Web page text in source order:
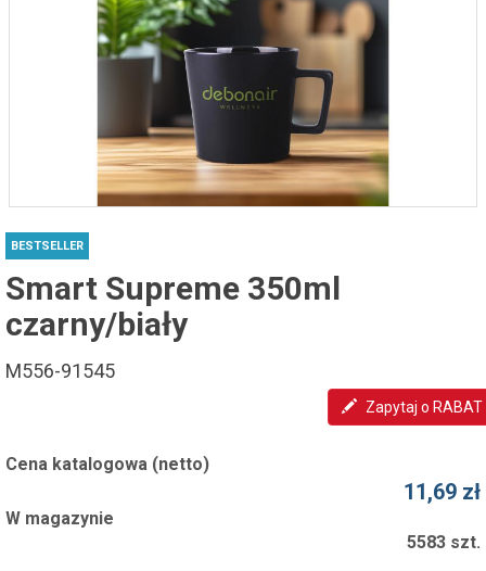
BESTSELLER
Smart Supreme 350ml
czarny/biały
M556-91545
Zapytaj o RABAT
Cena katalogowa (netto)
11,69 zł
W magazynie
5583 szt.